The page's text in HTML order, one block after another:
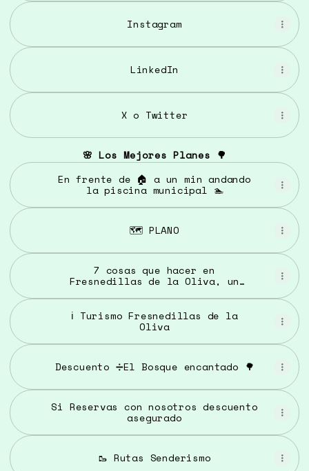
Instagram
LinkedIn
X o Twitter
🌸 Los Mejores Planes 🌳
En frente de 🏠 a un min andando
la piscina municipal 🏊
🗺️ PLANO
7 cosas que hacer en
Fresnedillas de la Oliva, un
ℹ️ Turismo Fresnedillas de la
Oliva
Descuento ➗El Bosque encantado 🌳
Si Reservas con nosotros descuento
asegurado
🥾 Rutas Senderismo